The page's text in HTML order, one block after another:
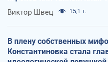
Виктор Швец 15,1 т.
В плену собственных
Константиновка стала